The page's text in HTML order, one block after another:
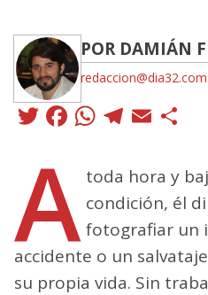
POR DAMIÁN
Twitter
Facebook
A toda hora y
condición, él
fotografiar un
accidente o un
su propia vida. Sin